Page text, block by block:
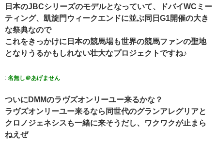
日本のJBCシリーズのモデルとなっていて、ドバイWCミー
ティング、凱旋門ウィークエンドに並ぶ同日G1開催の大き
な祭典なので
これをきっかけに日本の競馬場も世界の競馬ファンの聖地
となりうるかもしれない壮大なプロジェクトですね♪
: 名無し＠あげません
ついにDMMのラヴズオンリーユー来るかな？
ラヴズオンリーユー来るなら同世代のグランアレグリアと
クロノジェネシスも一緒に来そうだし、ワクワクが止まら
ねえぜ